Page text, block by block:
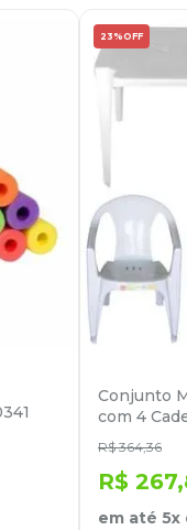
23% OFF
Conjunto
com 4
R$ 364,36
R$ 267,
em até 5x